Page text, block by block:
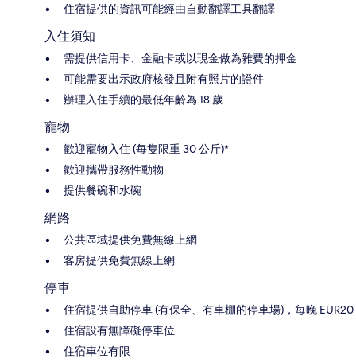
住宿提供的資訊可能經由自動翻譯工具翻譯
入住須知
需提供信用卡、金融卡或以現金做為雜費的押金
可能需要出示政府核發且附有照片的證件
辦理入住手續的最低年齡為 18 歲
寵物
歡迎寵物入住 (每隻限重 30 公斤)*
歡迎攜帶服務性動物
提供餐碗和水碗
網路
公共區域提供免費無線上網
客房提供免費無線上網
停車
住宿提供自助停車 (有保全、有車棚的停車場)，每晚 EUR20
住宿設有無障礙停車位
住宿車位有限